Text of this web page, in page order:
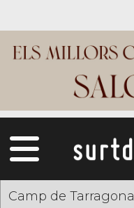
Camp de Tarragona